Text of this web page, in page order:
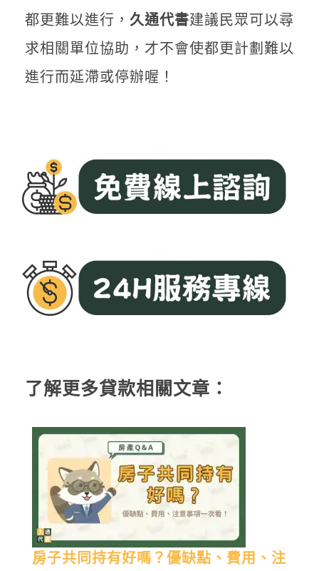
都更難以進行， 久通代書建議民眾可以尋
求相關單位協助，才不會使都更計劃難以
進行而延滯或停辦喔！
了解更多貸款相關文章：
房子共同持有好嗎？優缺點、費用、注